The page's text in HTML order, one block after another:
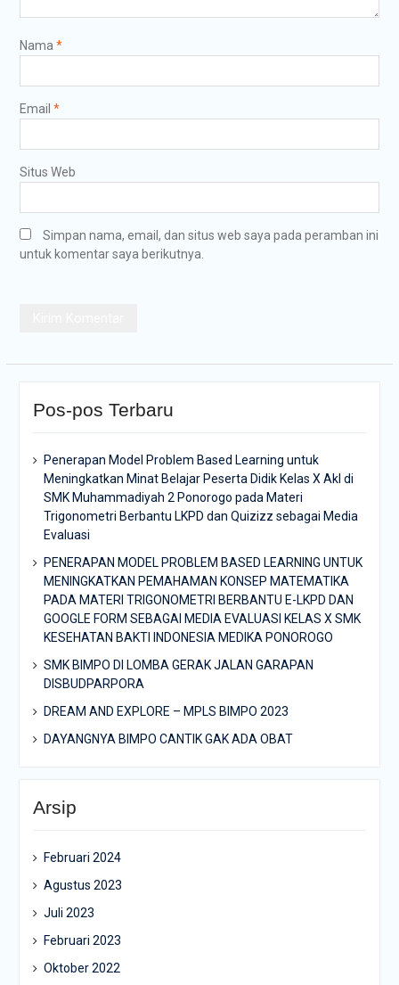
Nama *
Email *
Situs Web
Simpan nama, email, dan situs web saya pada peramban ini
untuk komentar saya berikutnya.
Pos-pos Terbaru
Penerapan Model Problem Based Learning untuk
Meningkatkan Minat Belajar Peserta Didik Kelas X Akl di
SMK Muhammadiyah 2 Ponorogo pada Materi
Trigonometri Berbantu LKPD dan Quizizz sebagai Media
Evaluasi
PENERAPAN MODEL PROBLEM BASED LEARNING UNTUK
MENINGKATKAN PEMAHAMAN KONSEP MATEMATIKA
PADA MATERI TRIGONOMETRI BERBANTU E-LKPD DAN
GOOGLE FORM SEBAGAI MEDIA EVALUASI KELAS X SMK
KESEHATAN BAKTI INDONESIA MEDIKA PONOROGO
SMK BIMPO DI LOMBA GERAK JALAN GARAPAN
DISBUDPARPORA
DREAM AND EXPLORE – MPLS BIMPO 2023
DAYANGNYA BIMPO CANTIK GAK ADA OBAT
Arsip
Februari 2024
Agustus 2023
Juli 2023
Februari 2023
Oktober 2022